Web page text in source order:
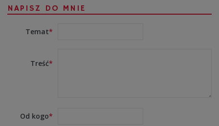
NAPISZ DO MNIE
Temat
Treść
Od kogo